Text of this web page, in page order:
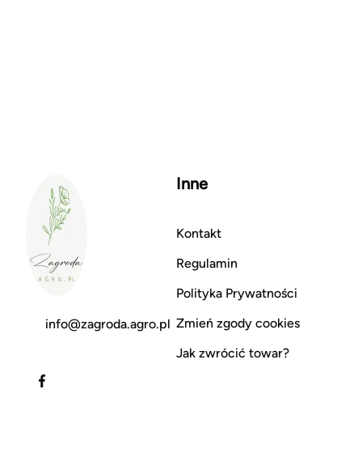
info@zagroda.agro.pl
Inne
Kontakt
Regulamin
Polityka Prywatności
Zmień zgody cookies
Jak zwrócić towar?